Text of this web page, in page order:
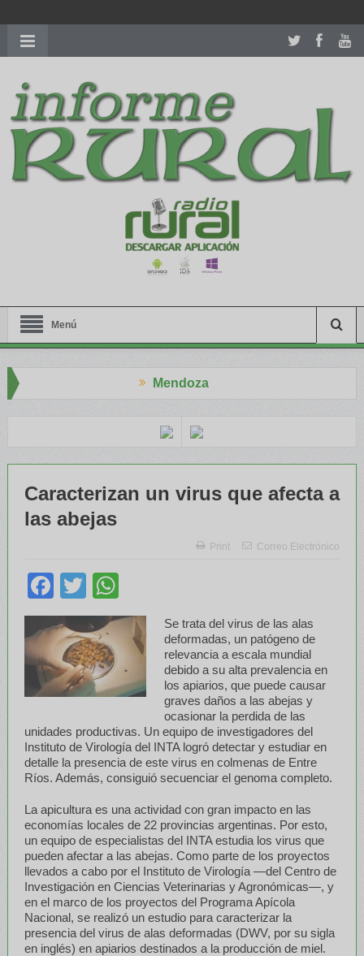
richardmillereplica
women.patekphilippe.tofor sale in usa recognized command with
dining room table ceremony. welcome to our
perfectwatches.is
shop. best youngsexdoll.comwith professional customer
services. 1: 1 design high
https://reallydiamond.com/
Menú
Caracterizan un virus que afecta a
las abejas
Print Correo Electrónico
Facebook
Twitter
Se trata del virus de las alas
deformadas, un patógeno de
relevancia a escala mundial
debido a su alta prevalencia en
los apiarios, que puede causar
graves daños a las abejas y
ocasionar la perdida de las
unidades productivas. Un equipo de investigadores del
Instituto de Virología del INTA logró detectar y estudiar en
detalle la presencia de este virus en colmenas de Entre
Ríos. Además, consiguió secuenciar el genoma completo.
La apicultura es una actividad con gran impacto en las
economías locales de 22 provincias argentinas. Por esto,
un equipo de especialistas del INTA estudia los virus que
pueden afectar a las abejas. Como parte de los proyectos
llevados a cabo por el Instituto de Virología —del Centro de
Investigación en Ciencias Veterinarias y Agronómicas—, y
en el marco de los proyectos del Programa Apícola
Nacional, se realizó un estudio para caracterizar la
presencia del virus de alas deformadas (DWV, por su sigla
en inglés) en apiarios destinados a la producción de miel.